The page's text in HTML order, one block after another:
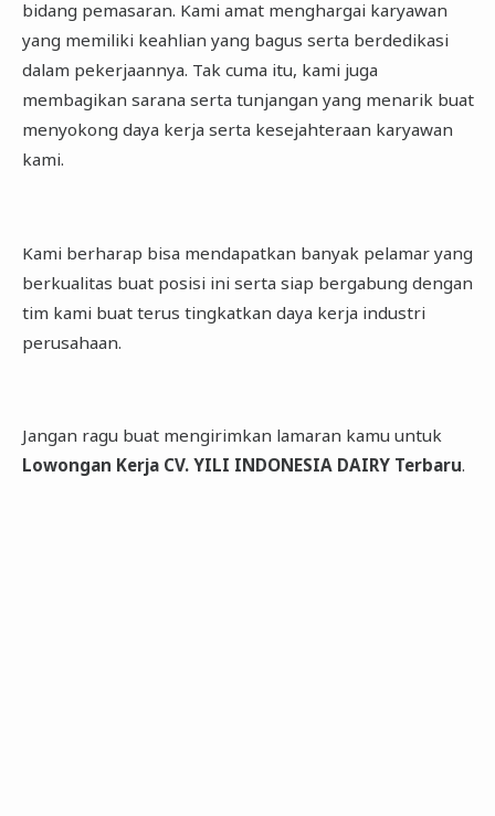
bidang pemasaran. Kami amat menghargai karyawan
yang memiliki keahlian yang bagus serta berdedikasi
dalam pekerjaannya. Tak cuma itu, kami juga
membagikan sarana serta tunjangan yang menarik buat
menyokong daya kerja serta kesejahteraan karyawan
kami.
Kami berharap bisa mendapatkan banyak pelamar yang
berkualitas buat posisi ini serta siap bergabung dengan
tim kami buat terus tingkatkan daya kerja industri
perusahaan.
Jangan ragu buat mengirimkan lamaran kamu untuk
Lowongan Kerja CV. YILI INDONESIA DAIRY Terbaru.